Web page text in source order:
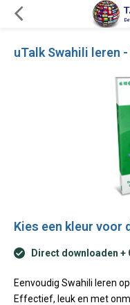
uTalk Swahili leren
Kies een kleur voor
Direct downloaden +
Eenvoudig Swahili leren
Effectief, leuk en met